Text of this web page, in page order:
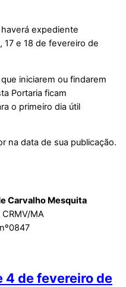
expediente
17 e 18 de fevereiro de
iniciarem ou findarem
Portaria ficam
o primeiro dia útil
na data de sua publicação.
Carvalho Mesquita
MA
4 de fevereiro de